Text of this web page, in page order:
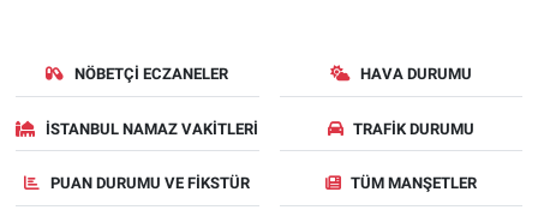
NÖBETÇI ECZANELER HAVA DURUMU
İSTANBUL NAMAZ VAKITLERI TRAFIK DURUMU
PUAN DURUMU VE FIKSTÜR TÜM MANŞETLER